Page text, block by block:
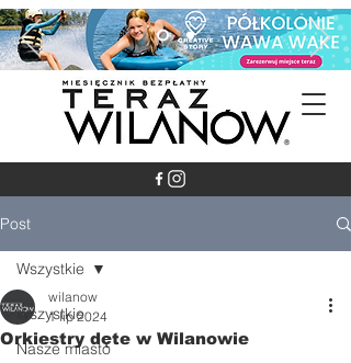
Post
Wszystkie
Nasze miasto
Wszystkie
Orkiestry dęte w Wilanowie
wilanow
1 lip 2024